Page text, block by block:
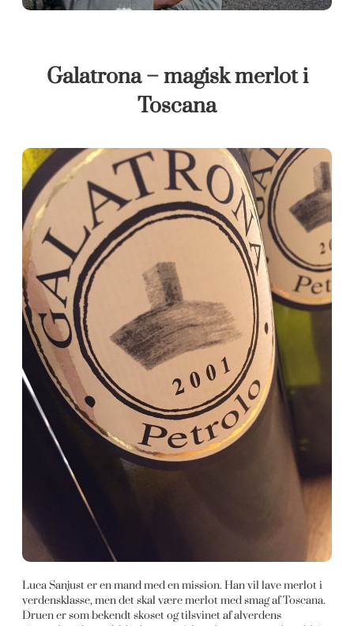
Galatrona – magisk merlot i
Toscana
Luca Sanjust er en mand med en mission. Han vil lave merlot i
verdensklasse, men det skal være merlot med smag af Toscana.
Druen er som bekendt skoset og tilsvinet af alverdens